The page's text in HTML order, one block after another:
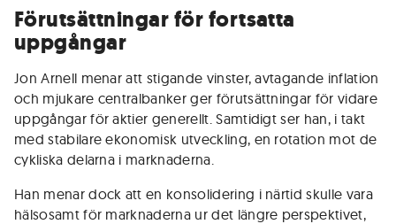
Förutsättningar för fortsatta
uppgångar
Jon Arnell menar att stigande vinster, avtagande inflation
och mjukare centralbanker ger förutsättningar för vidare
uppgångar för aktier generellt. Samtidigt ser han, i takt
med stabilare ekonomisk utveckling, en rotation mot de
cykliska delarna i marknaderna.
Han menar dock att en konsolidering i närtid skulle vara
hälsosamt för marknaderna ur det längre perspektivet,